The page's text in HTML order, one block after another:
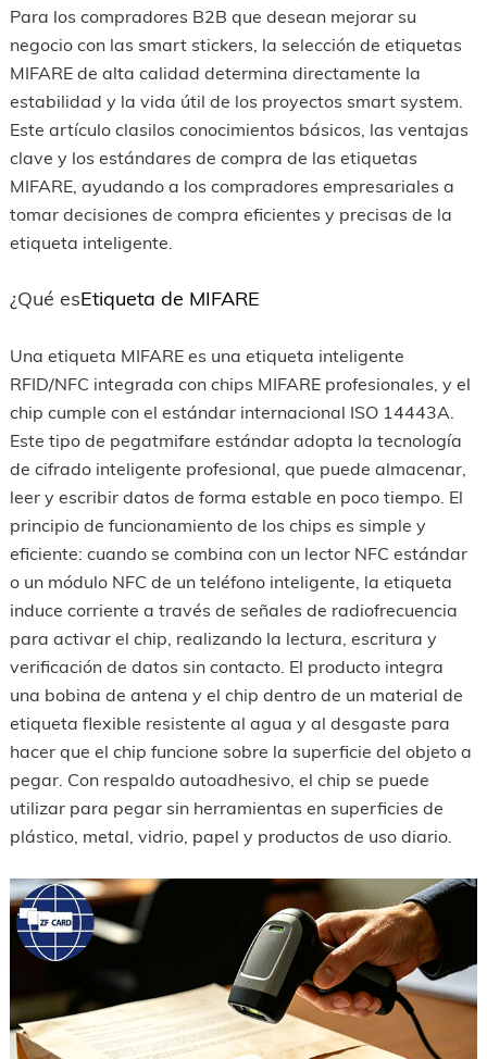
Para los compradores B2B que desean mejorar su
negocio con las smart stickers, la selección de etiquetas
MIFARE de alta calidad determina directamente la
estabilidad y la vida útil de los proyectos smart system.
Este artículo clasilos conocimientos básicos, las ventajas
clave y los estándares de compra de las etiquetas
MIFARE, ayudando a los compradores empresariales a
tomar decisiones de compra eficientes y precisas de la
etiqueta inteligente.
¿Qué esEtiqueta de MIFARE
Una etiqueta MIFARE es una etiqueta inteligente
RFID/NFC integrada con chips MIFARE profesionales, y el
chip cumple con el estándar internacional ISO 14443A.
Este tipo de pegatmifare estándar adopta la tecnología
de cifrado inteligente profesional, que puede almacenar,
leer y escribir datos de forma estable en poco tiempo. El
principio de funcionamiento de los chips es simple y
eficiente: cuando se combina con un lector NFC estándar
o un módulo NFC de un teléfono inteligente, la etiqueta
induce corriente a través de señales de radiofrecuencia
para activar el chip, realizando la lectura, escritura y
verificación de datos sin contacto. El producto integra
una bobina de antena y el chip dentro de un material de
etiqueta flexible resistente al agua y al desgaste para
hacer que el chip funcione sobre la superficie del objeto a
pegar. Con respaldo autoadhesivo, el chip se puede
utilizar para pegar sin herramientas en superficies de
plástico, metal, vidrio, papel y productos de uso diario.